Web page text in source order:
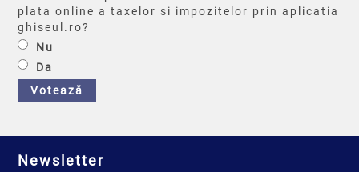
plata online a taxelor si impozitelor prin aplicatia
ghiseul.ro?
Nu
Da
Votează
Newsletter